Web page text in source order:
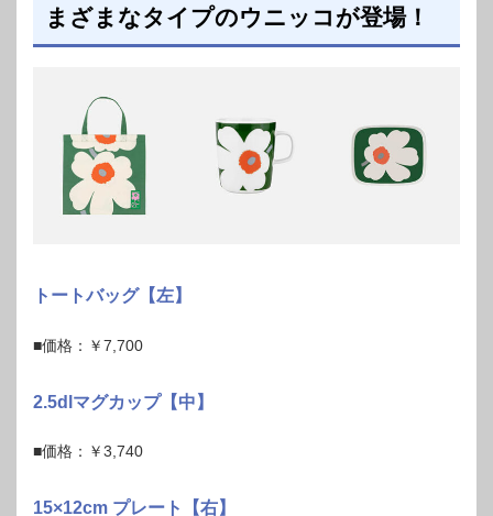
まざまなタイプのウニッコが登場！
トートバッグ【左】
■価格：￥7,700
2.5dlマグカップ【中】
■価格：￥3,740
15×12cm プレート【右】